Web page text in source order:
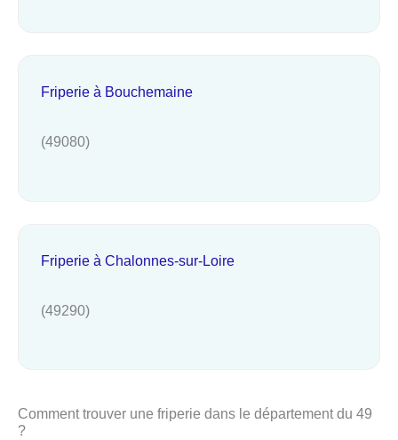
Friperie à Bouchemaine
(49080)
Friperie à Chalonnes-sur-Loire
(49290)
Comment trouver une friperie dans le département du 49
?